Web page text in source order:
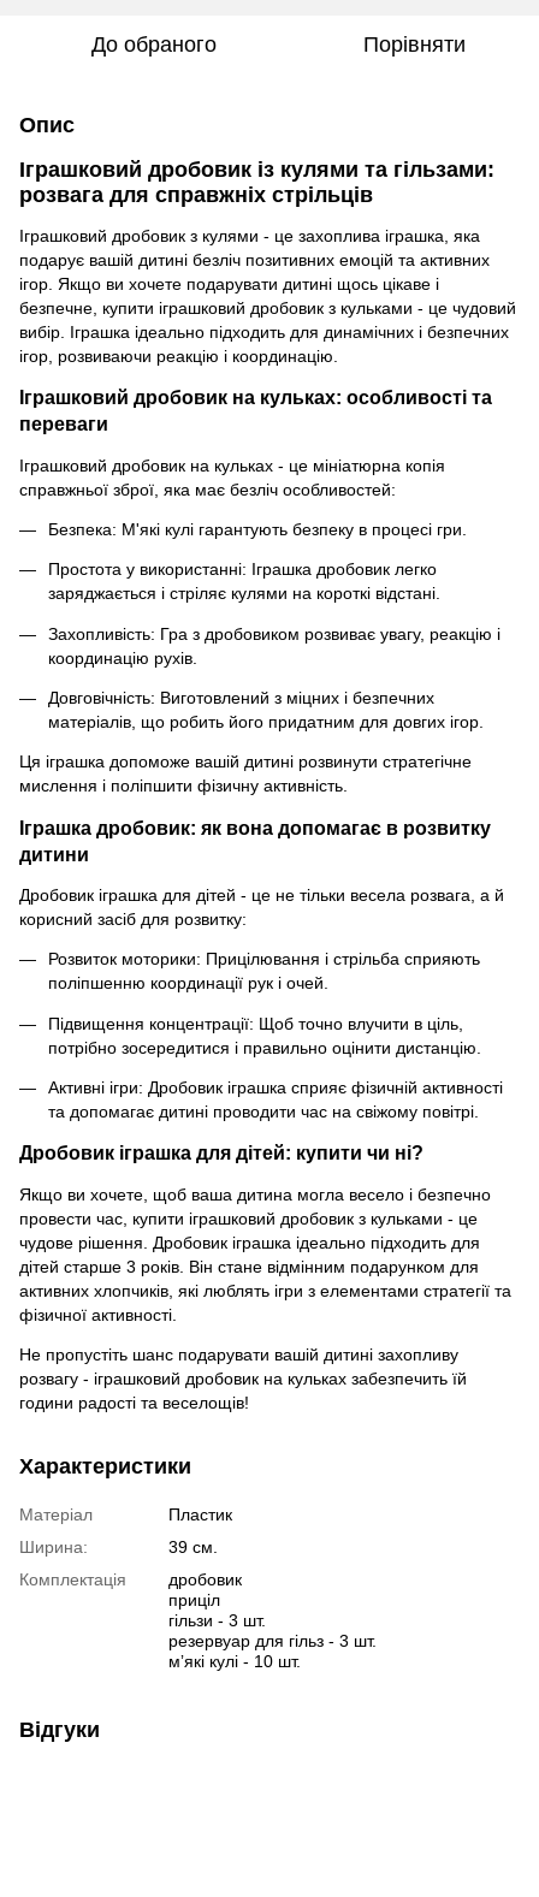
До обраного Порівняти
Опис
Іграшковий дробовик із кулями та гільзами:
розвага для справжніх стрільців
Іграшковий дробовик з кулями - це захоплива іграшка, яка
подарує вашій дитині безліч позитивних емоцій та активних
ігор. Якщо ви хочете подарувати дитині щось цікаве і
безпечне, купити іграшковий дробовик з кульками - це чудовий
вибір. Іграшка ідеально підходить для динамічних і безпечних
ігор, розвиваючи реакцію і координацію.
Іграшковий дробовик на кульках: особливості та
переваги
Іграшковий дробовик на кульках - це мініатюрна копія
справжньої зброї, яка має безліч особливостей:
Безпека: М'які кулі гарантують безпеку в процесі гри.
Простота у використанні: Іграшка дробовик легко
заряджається і стріляє кулями на короткі відстані.
Захопливість: Гра з дробовиком розвиває увагу, реакцію і
координацію рухів.
Довговічність: Виготовлений з міцних і безпечних
матеріалів, що робить його придатним для довгих ігор.
Ця іграшка допоможе вашій дитині розвинути стратегічне
мислення і поліпшити фізичну активність.
Іграшка дробовик: як вона допомагає в розвитку
дитини
Дробовик іграшка для дітей - це не тільки весела розвага, а й
корисний засіб для розвитку:
Розвиток моторики: Прицілювання і стрільба сприяють
поліпшенню координації рук і очей.
Підвищення концентрації: Щоб точно влучити в ціль,
потрібно зосередитися і правильно оцінити дистанцію.
Активні ігри: Дробовик іграшка сприяє фізичній активності
та допомагає дитині проводити час на свіжому повітрі.
Дробовик іграшка для дітей: купити чи ні?
Якщо ви хочете, щоб ваша дитина могла весело і безпечно
провести час, купити іграшковий дробовик з кульками - це
чудове рішення. Дробовик іграшка ідеально підходить для
дітей старше 3 років. Він стане відмінним подарунком для
активних хлопчиків, які люблять ігри з елементами стратегії та
фізичної активності.
Не пропустіть шанс подарувати вашій дитині захопливу
розвагу - іграшковий дробовик на кульках забезпечить їй
години радості та веселощів!
Характеристики
Матеріал
Пластик
Ширина:
39 см.
Комплектація
дробовик
приціл
гільзи - 3 шт.
резервуар для гільз - 3 шт.
мʼякі кулі - 10 шт.
Відгуки